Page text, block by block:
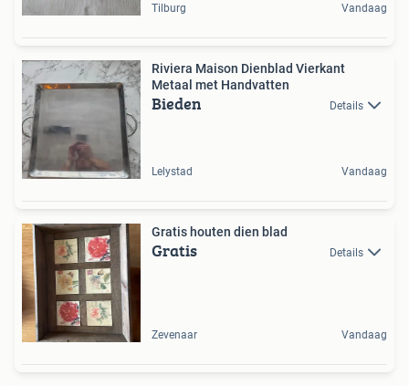
Tilburg Vandaag
Riviera Maison Dienblad Vierkant
Metaal met Handvatten
Bieden Details
Lelystad Vandaag
Gratis houten dien blad
Gratis Details
Zevenaar Vandaag